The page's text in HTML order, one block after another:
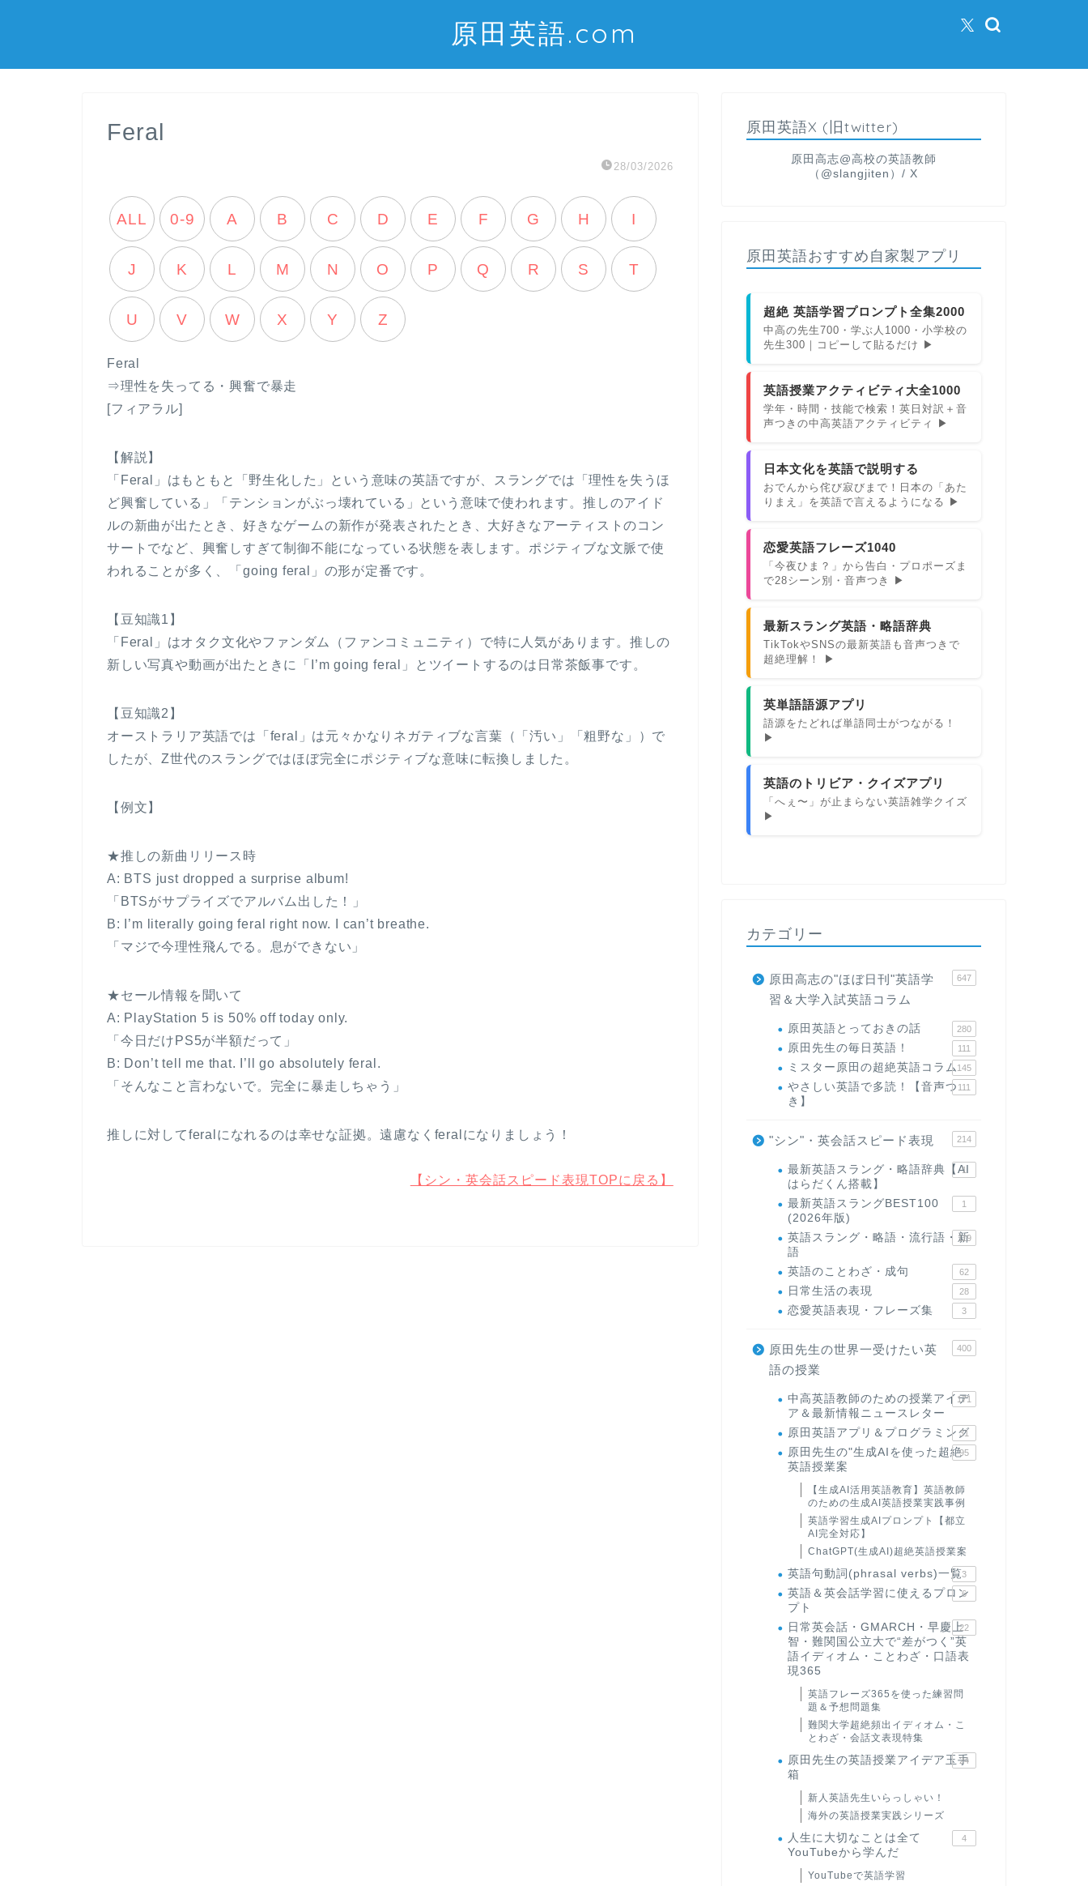
原田英語.com
Feral
28/03/2026
ALL 0-9 A B C D E F G H I
J K L M N O P Q R S T
U V W X Y Z
Feral
⇒理性を失ってる・興奮で暴走
[フィアラル]
【解説】
「Feral」はもともと「野生化した」という意味の英語ですが、スラングでは「理性を失うほ
ど興奮している」「テンションがぶっ壊れている」という意味で使われます。推しのアイド
ルの新曲が出たとき、好きなゲームの新作が発表されたとき、大好きなアーティストのコン
サートでなど、興奮しすぎて制御不能になっている状態を表します。ポジティブな文脈で使
われることが多く、「going feral」の形が定番です。
【豆知識1】
「Feral」はオタク文化やファンダム（ファンコミュニティ）で特に人気があります。推しの
新しい写真や動画が出たときに「I’m going feral」とツイートするのは日常茶飯事です。
【豆知識2】
オーストラリア英語では「feral」は元々かなりネガティブな言葉（「汚い」「粗野な」）で
したが、Z世代のスラングではほぼ完全にポジティブな意味に転換しました。
【例文】
★推しの新曲リリース時
A: BTS just dropped a surprise album!
「BTSがサプライズでアルバム出した！」
B: I’m literally going feral right now. I can’t breathe.
「マジで今理性飛んでる。息ができない」
★セール情報を聞いて
A: PlayStation 5 is 50% off today only.
「今日だけPS5が半額だって」
B: Don’t tell me that. I’ll go absolutely feral.
「そんなこと言わないで。完全に暴走しちゃう」
推しに対してferalになれるのは幸せな証拠。遠慮なくferalになりましょう！
【シン・英会話スピード表現TOPに戻る】
原田英語X (旧twitter)
原田高志@高校の英語教師
（@slangjiten）/ X
原田英語おすすめ自家製アプリ
超絶 英語学習プロンプト全集2000
中高の先生700・学ぶ人1000・小学校の
先生300｜コピーして貼るだけ ▶
英語授業アクティビティ大全1000
学年・時間・技能で検索！英日対訳＋音
声つきの中高英語アクティビティ ▶
日本文化を英語で説明する
おでんから侘び寂びまで！日本の「あた
りまえ」を英語で言えるようになる ▶
恋愛英語フレーズ1040
「今夜ひま？」から告白・プロポーズま
で28シーン別・音声つき ▶
最新スラング英語・略語辞典
TikTokやSNSの最新英語も音声つきで
超絶理解！ ▶
英単語語源アプリ
語源をたどれば単語同士がつながる！
▶
英語のトリビア・クイズアプリ
「へぇ〜」が止まらない英語雑学クイズ
▶
カテゴリー
原田高志の"ほぼ日刊"英語学
習＆大学入試英語コラム
647
原田英語とっておきの話 280
原田先生の毎日英語！ 111
ミスター原田の超絶英語コラム145
やさしい英語で多読！【音声つ
き】
111
"シン"・英会話スピード表現 214
最新英語スラング・略語辞典【AI
はらだくん搭載】
1
最新英語スラングBEST100
(2026年版)
1
英語スラング・略語・流行語・新
語
119
英語のことわざ・成句 62
日常生活の表現 28
恋愛英語表現・フレーズ集 3
原田先生の世界一受けたい英
語の授業
400
中高英語教師のための授業アイデ
ア＆最新情報ニュースレター
171
原田英語アプリ＆プログラミング
31
原田先生の"生成AIを使った超絶
英語授業案
95
【生成AI活用英語教育】英語教師
のための生成AI英語授業実践事例
英語学習生成AIプロンプト【都立
AI完全対応】
ChatGPT(生成AI)超絶英語授業案
英語句動詞(phrasal verbs)一覧3
英語＆英会話学習に使えるプロン
プト
6
日常英会話・GMARCH・早慶上
智・難関国公立大で“差がつく”英
語イディオム・ことわざ・口語表
現365
22
英語フレーズ365を使った練習問
題＆予想問題集
難関大学超絶頻出イディオム・こ
とわざ・会話文表現特集
原田先生の英語授業アイデア玉手
箱
24
新人英語先生いらっしゃい！
海外の英語授業実践シリーズ
人生に大切なことは全て
YouTubeから学んだ
4
YouTubeで英語学習